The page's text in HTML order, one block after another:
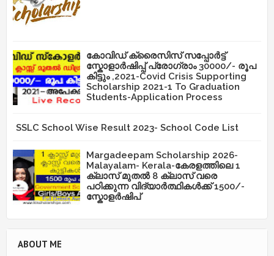
കോവിഡ് ക്രൈസിസ് സപ്പോർട്ട്
സ്കോളാർഷിപ്പ് പ്രോഗ്രാം 30000/- രൂപ
കിട്ടും ,2021-Covid Crisis Supporting
Scholarship 2021-1 To Graduation
Students-Application Process
SSLC School Wise Result 2023- School Code List
Margadeepam Scholarship 2026-
Malayalam- Kerala-കേരളത്തിലെ 1
ക്ലാസ് മുതൽ 8 ക്ലാസ് വരെ
പഠിക്കുന്ന വിദ്യാർത്ഥികൾക്ക് 1500/-
സ്കോളർഷിപ്
ABOUT ME